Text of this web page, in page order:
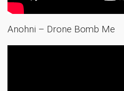
Anohni – Drone Bomb Me